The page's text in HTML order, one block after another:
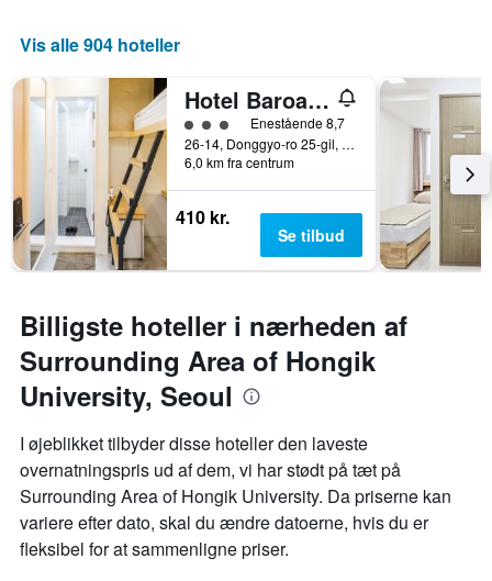
Vis alle 904 hoteller
Hotel Baroato 2nd
Vurderet til klasse 3
Enestående 8,7
26-14, Donggyo-ro 25-gil, Mapo-gu, Seoul, Sydkorea
6,0 km fra centrum
410 kr.
Se tilbud
Billigste hoteller i nærheden af
Surrounding Area of Hongik
University, Seoul
I øjeblikket tilbyder disse hoteller den laveste
overnatningspris ud af dem, vi har stødt på tæt på
Surrounding Area of Hongik University. Da priserne kan
variere efter dato, skal du ændre datoerne, hvis du er
fleksibel for at sammenligne priser.